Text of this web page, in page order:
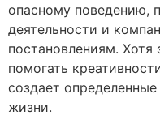
опасному поведению,
деятельности и
постановлениям.
помогать
создает
жизни.